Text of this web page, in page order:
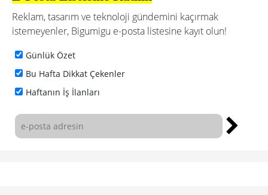
Reklam, tasarım ve teknoloji gündemini kaçırmak
istemeyenler, Bigumigu e-posta listesine kayıt olun!
Günlük Özet
Bu Hafta Dikkat Çekenler
Haftanın İş İlanları